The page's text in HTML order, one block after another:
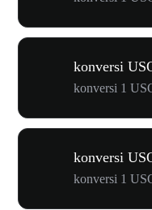
konversi
konversi 1
konversi
konversi 1